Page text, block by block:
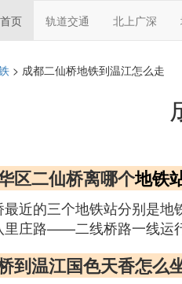
首页 轨道交通 北上广深
> 成都二仙桥地铁到温江怎么走
区二仙桥离哪个地铁
最近的三个地铁站分别是
庄路——二线桥路一线运
到温江国色天香怎么